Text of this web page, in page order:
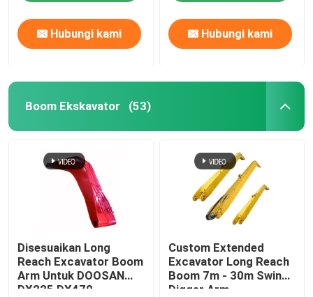
Hubungi kami Hubungi kami
Boom Ekskavator (53)
Disesuaikan Long
Reach Excavator Boom
Arm Untuk DOOSAN
DX225 DX470
Custom Extended
Excavator Long Reach
Boom 7m - 30m Swing
Digger Arm